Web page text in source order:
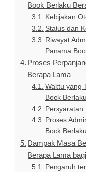
Book Berlaku
Kebijakan
Status dan
Riwayat
Panama
Proses
Berapa Lama
Waktu yang
Book
Persyaratan
Proses
Book
Dampak Masa
Berapa Lama
Pengaruh